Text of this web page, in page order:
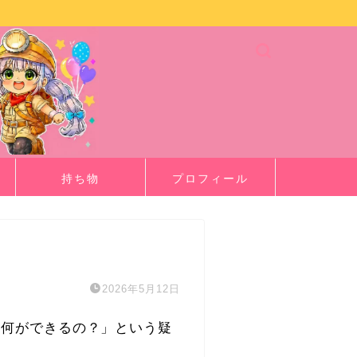
持ち物 プロフィール
2026年5月12日
ができるの？」という疑